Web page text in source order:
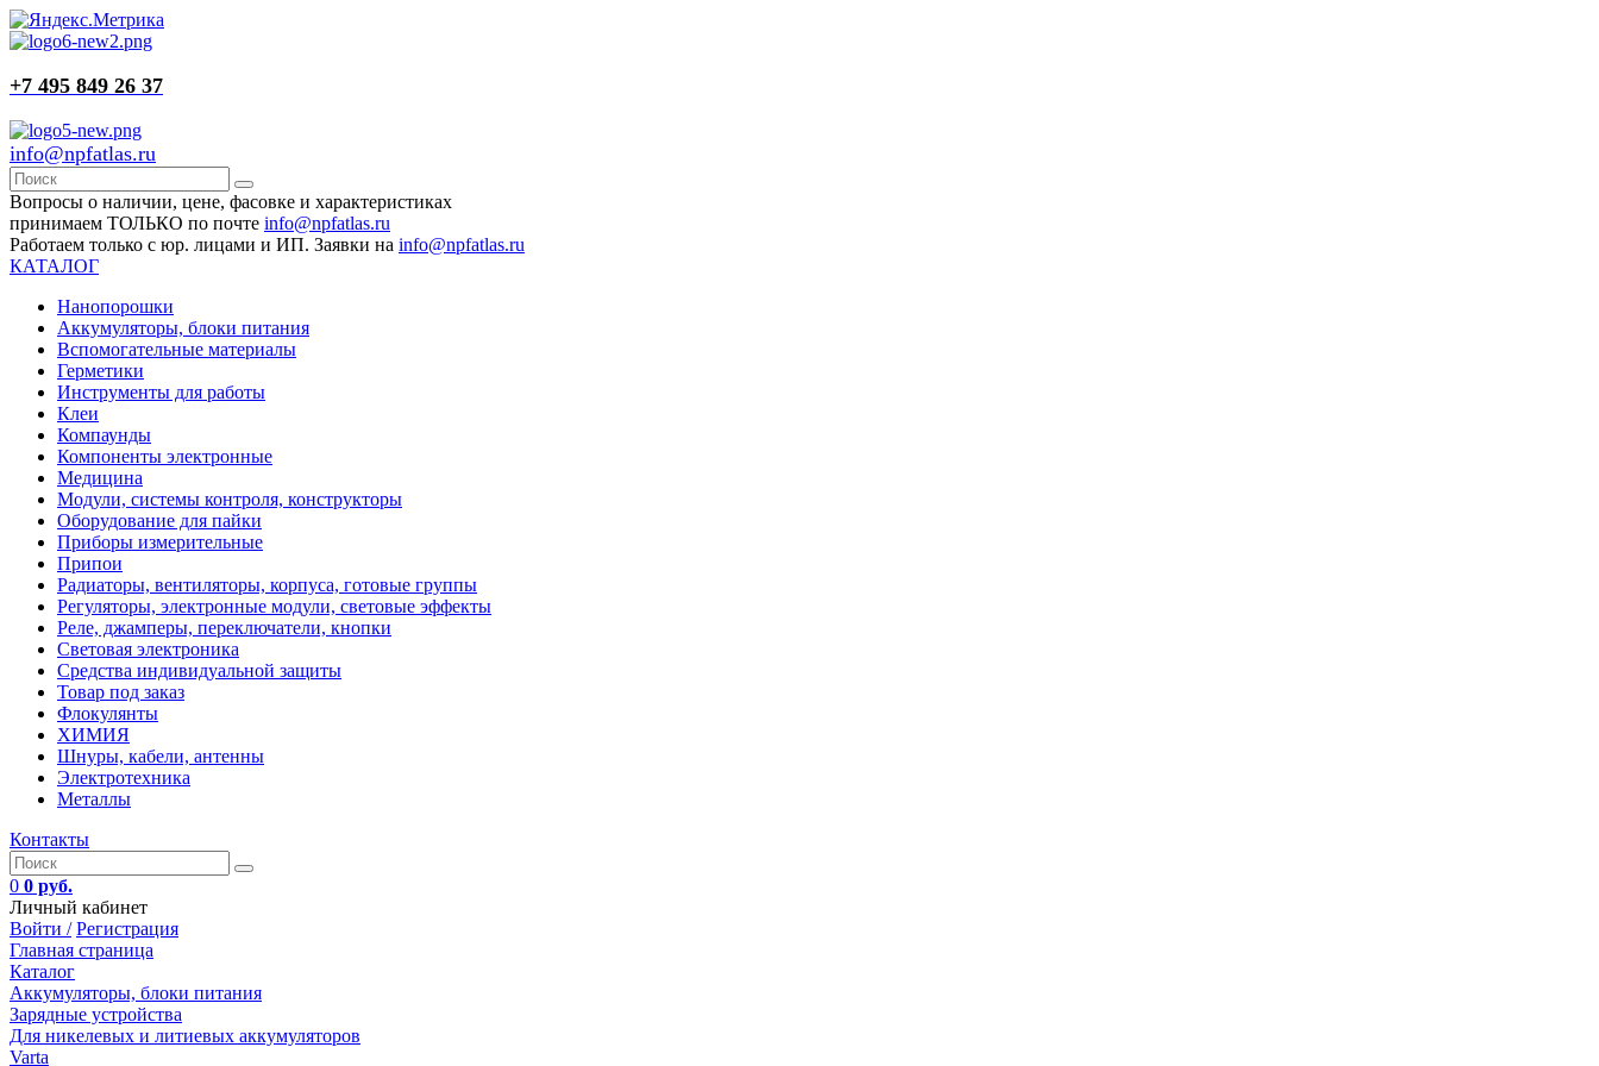
+7 495 849 26 37
info@npfatlas.ru
Вопросы о наличии, цене, фасовке и характеристиках
принимаем ТОЛЬКО по почте info@npfatlas.ru
Работаем только с юр. лицами и ИП. Заявки на info@npfatlas.ru
КАТАЛОГ
Нанопорошки
Аккумуляторы, блоки питания
Вспомогательные материалы
Герметики
Инструменты для работы
Клеи
Компаунды
Компоненты электронные
Медицина
Модули, системы контроля, конструкторы
Оборудование для пайки
Приборы измерительные
Припои
Радиаторы, вентиляторы, корпуса, готовые группы
Регуляторы, электронные модули, световые эффекты
Реле, джамперы, переключатели, кнопки
Световая электроника
Средства индивидуальной защиты
Товар под заказ
Флокулянты
ХИМИЯ
Шнуры, кабели, антенны
Электротехника
Металлы
Контакты
0 0 руб.
Личный кабинет
Войти / Регистрация
Главная страница
Каталог
Аккумуляторы, блоки питания
Зарядные устройства
Для никелевых и литиевых аккумуляторов
Varta